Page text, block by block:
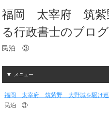
福岡 太宰府 筑紫
る行政書士のブログ
民泊 ③
メニュー
福岡 太宰府 筑紫野 大野城を駆け巡
民泊 ③